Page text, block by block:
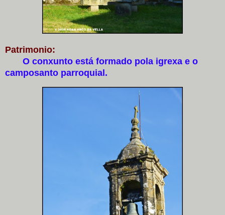
Patrimonio:
O conxunto está formado pola igrexa e o
camposanto parroquial.